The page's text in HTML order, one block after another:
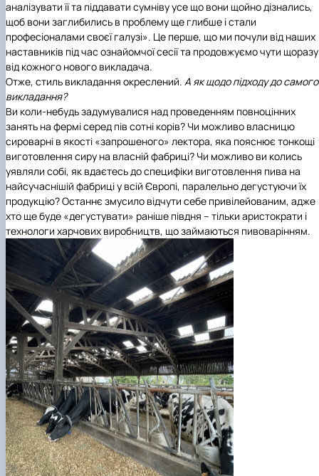
аналізувати її та піддавати сумніву усе що вони щойно дізнались,
щоб вони заглибились в проблему ще глибше і стали
професіоналами своєї галузі». Це перше, що ми почули від наших
наставників під час ознайомчої сесії та продовжуємо чути щоразу
від кожного нового викладача.
Отже, стиль викладання окреслений. А як щодо підходу до самого
викладання?
Ви коли-небудь задумувалися над проведенням повноцінних
занять на фермі серед пів сотні корів? Чи можливо власницю
сироварні в якості «запрошеного» лектора, яка пояснює тонкощі
виготовлення сиру на власній фабриці? Чи можливо ви колись
уявляли собі, як вдаєтесь до специфіки виготовлення пива на
найсучаснішій фабриці у всій Європі, паралельно дегустуючи їх
продукцію? Останнє змусило відчути себе привілейованим, адже
хто ще буде «дегустувати» раніше півдня – тільки аристократи і
технологи харчових виробництв, що займаються пивоварінням.